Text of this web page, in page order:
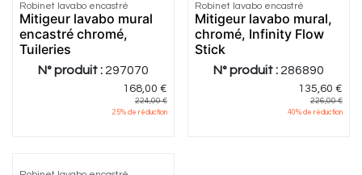
Robinet lavabo encastré
Mitigeur lavabo mural
encastré chromé,
Tuileries
N° produit : 297070
168,00 €
224,00€
25% de réduction
Robinet lavabo encastré
Mitigeur lavabo mural,
chromé, Infinity Flow
Stick
N° produit : 286890
135,60 €
226,00€
40% de réduction